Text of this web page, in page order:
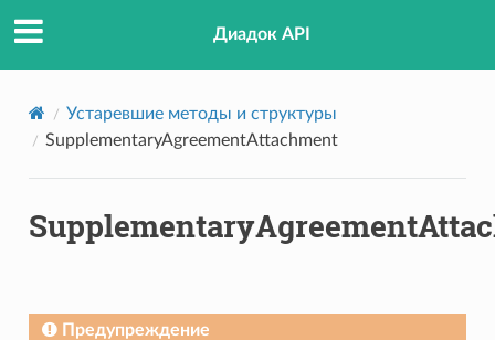
Диадок API
Устаревшие методы и структуры
SupplementaryAgreementAttachment
Предупреждение